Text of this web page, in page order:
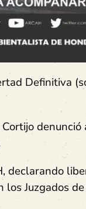
Definitiva
denunció
declarando
Juzgados